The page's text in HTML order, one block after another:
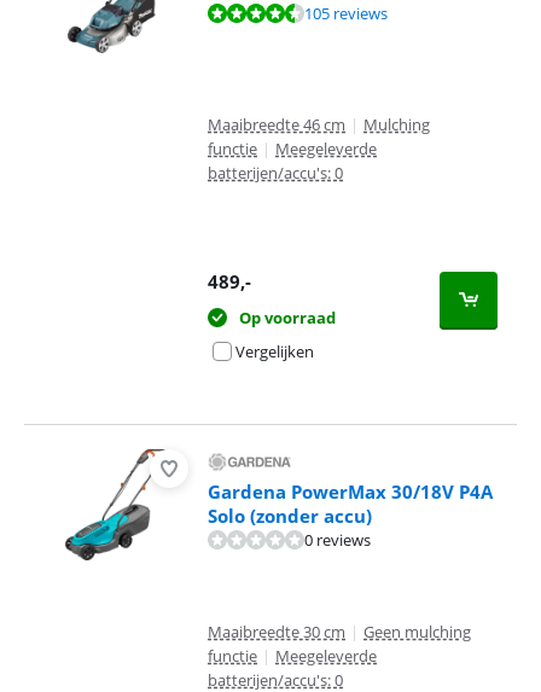
Beoordeling is 8,8 van de 10, gebaseerd op 105 reviews.
105 reviews
Maaibreedte 46 cm | Mulching
functie | Meegeleverde
batterijen/accu's: 0
489,-
Op voorraad
Vergelijken
Gardena PowerMax 30/18V P4A
Solo (zonder accu)
0 reviews
Maaibreedte 30 cm | Geen mulching
functie | Meegeleverde
batterijen/accu's: 0